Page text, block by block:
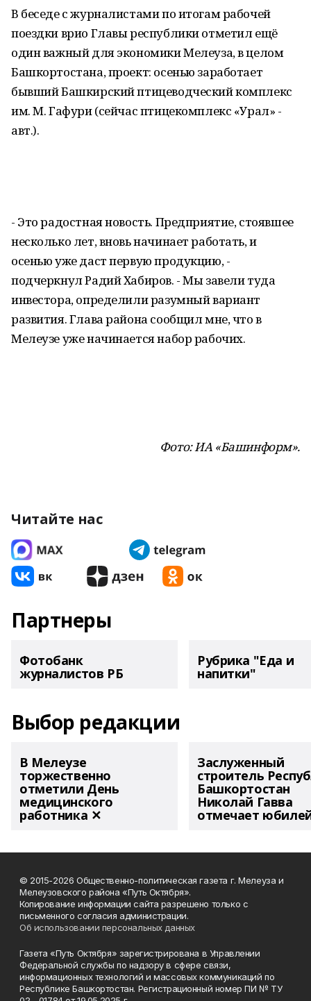
В беседе с журналистами по итогам рабочей
поездки врио Главы республики отметил ещё
один важный для экономики Мелеуза, в целом
Башкортостана, проект: осенью заработает
бывший Башкирский птицеводческий комплекс
им. М. Гафури (сейчас птицекомплекс «Урал» -
авт.).
- Это радостная новость. Предприятие, стоявшее
несколько лет, вновь начинает работать, и
осенью уже даст первую продукцию, -
подчеркнул Радий Хабиров. - Мы завели туда
инвестора, определили разумный вариант
развития. Глава района сообщил мне, что в
Мелеузе уже начинается набор рабочих.
Фото: ИА «Башинформ».
Читайте нас
Партнеры
Фотобанк
журналистов РБ
Рубрика "Еда и
напитки"
Выбор редакции
В Мелеузе
торжественно
отметили День
медицинского
работника ✕
Заслуженный
строитель
Башкортостан
Николай Гавва
отмечает
© 2015-2026 Общественно-политическая газета г. Мелеуза и
Мелеузовского района «Путь Октября».
Копирование информации сайта разрешено только с
письменного согласия администрации.
Об использовании персональных данных
Газета «Путь Октября» зарегистрирована в Управлении
Федеральной службы по надзору в сфере связи,
информационных технологий и массовых коммуникаций по
Республике Башкортостан. Регистрационный номер ПИ № ТУ